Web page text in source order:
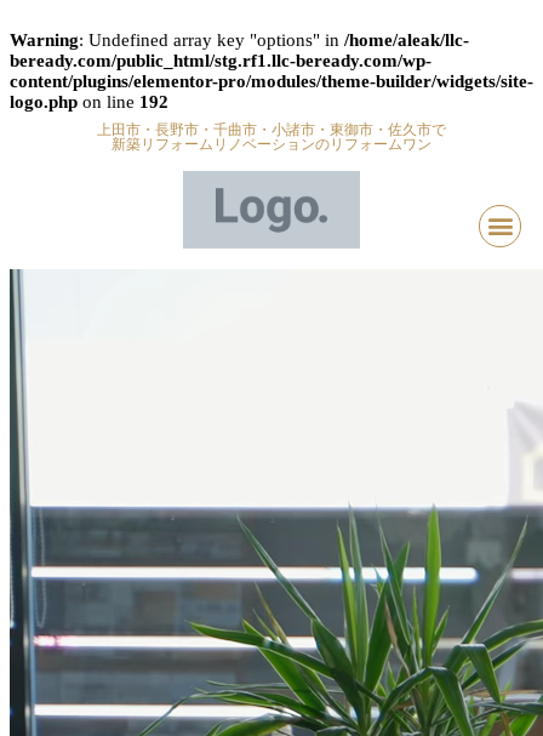
Warning: Undefined array key "options" in /home/aleak/llc-
beready.com/public_html/stg.rf1.llc-beready.com/wp-
content/plugins/elementor-pro/modules/theme-builder/widgets/site-
logo.php on line 192
上田市・長野市・千曲市・小諸市・東御市・佐久市で
新築リフォームリノベーションのリフォームワン